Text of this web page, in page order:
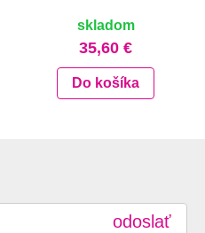
skladom
35,60 €
Do košíka
odoslať